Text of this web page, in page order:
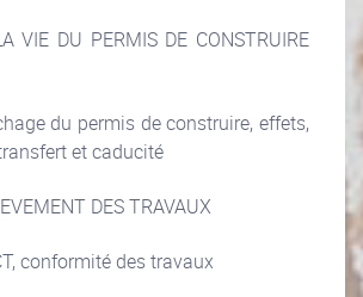
PERMIS DE CONSTRUIRE
permis de construire, effets,
et caducité
DES TRAVAUX
des travaux